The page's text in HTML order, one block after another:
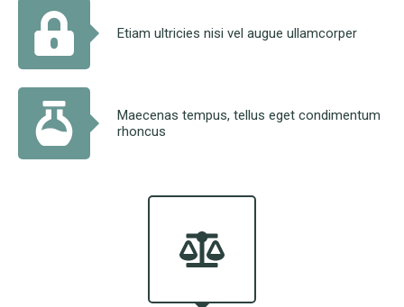
Etiam ultricies nisi vel augue ullamcorper
Maecenas tempus, tellus eget condimentum
rhoncus